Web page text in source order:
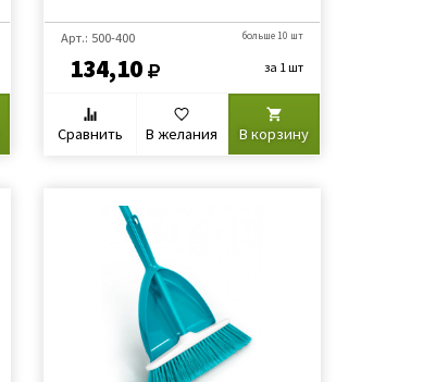
Арт.: 500-400
134,10
больше 10 шт
за 1 шт
Сравнить В желания В корзину